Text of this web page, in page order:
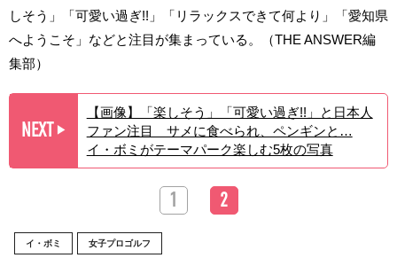
しそう」「可愛い過ぎ!!」「リラックスできて何より」「愛知県
へようこそ」などと注目が集まっている。（THE ANSWER編
集部）
NEXT ▶︎
【画像】「楽しそう」「可愛い過ぎ!!」と日本人
ファン注目 サメに食べられ、ペンギンと…
イ・ボミがテーマパーク楽しむ5枚の写真
1 2
イ・ボミ 女子プロゴルフ